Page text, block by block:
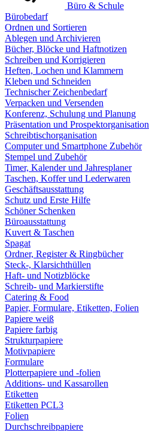
Büro & Schule
Bürobedarf
Ordnen und Sortieren
Ablegen und Archivieren
Bücher, Blöcke und Haftnotizen
Schreiben und Korrigieren
Heften, Lochen und Klammern
Kleben und Schneiden
Technischer Zeichenbedarf
Verpacken und Versenden
Konferenz, Schulung und Planung
Präsentation und Prospektorganisation
Schreibtischorganisation
Computer und Smartphone Zubehör
Stempel und Zubehör
Timer, Kalender und Jahresplaner
Taschen, Koffer und Lederwaren
Geschäftsausstattung
Schutz und Erste Hilfe
Schöner Schenken
Büroausstattung
Kuvert & Taschen
Spagat
Ordner, Register & Ringbücher
Steck-, Klarsichthüllen
Haft- und Notizblöcke
Schreib- und Markierstifte
Catering & Food
Papier, Formulare, Etiketten, Folien
Papiere weiß
Papiere farbig
Strukturpapiere
Motivpapiere
Formulare
Plotterpapiere und -folien
Additions- und Kassarollen
Etiketten
Etiketten PCL3
Folien
Durchschreibpapiere